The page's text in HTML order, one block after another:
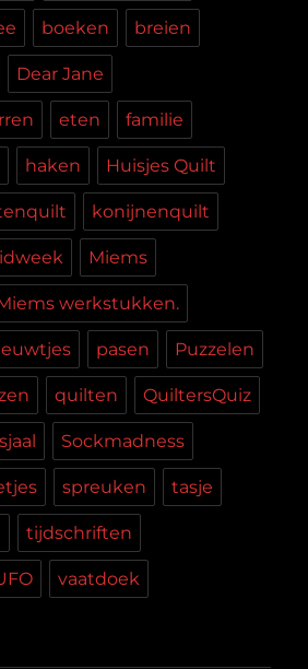
boeken breien
Dear Jane
eten familie
haken Huisjes Quilt
konijnenquilt
Miems
werkstukken.
pasen Puzzelen
quilten QuiltersQuiz
sjaal Sockmadness
spreuken tasje
tijdschriften
vaatdoek